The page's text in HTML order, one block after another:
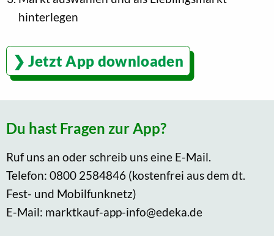
hinterlegen
Jetzt App downloaden
Du hast Fragen zur App?
Ruf uns an oder schreib uns eine E-Mail.
Telefon: 0800 2584846 (kostenfrei aus dem dt.
Fest- und Mobilfunknetz)
E-Mail: marktkauf-app-info@edeka.de